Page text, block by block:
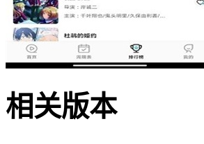
相关版本